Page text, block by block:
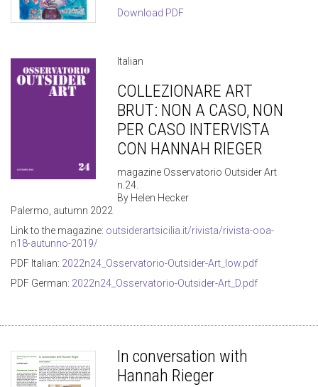
Download PDF
Italian
COLLEZIONARE ART
BRUT: NON A CASO, NON
PER CASO INTERVISTA
CON HANNAH RIEGER
magazine Osservatorio Outsider Art
n.24.
By Helen Hecker
Palermo, autumn 2022
Link to the magazine: outsiderartsicilia.it/rivista/rivista-ooa-
n18-autunno-2019/
PDF Italian: 2022n24_Osservatorio-Outsider-Art_low.pdf
PDF German: 2022n24_Osservatorio-Outsider-Art_D.pdf
In conversation with
Hannah Rieger